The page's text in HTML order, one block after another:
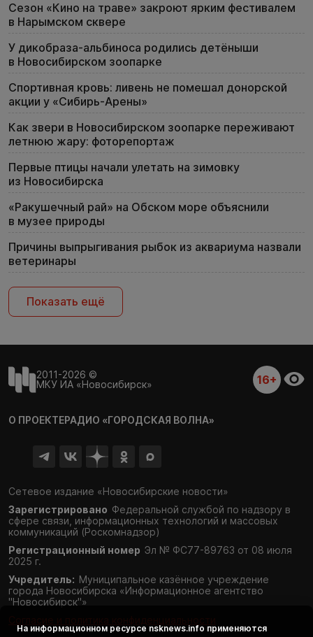
Сезон «Кино на траве» закроют ярким фестивалем
в Нарымском сквере
У дикобраза-альбиноса родились детёныши
в Новосибирском зоопарке
Спортивная кровь: ливень не помешал донорской
акции у «Сибирь-Арены»
Как звери в Новосибирском зоопарке переживают
летнюю жару: фоторепортаж
Первые птицы начали улетать на зимовку
из Новосибирска
«Ракушечный рай» на Обском море объяснили
в музее природы
Причины выпрыгивания рыбок из аквариума назвали
ветеринары
Показать ещё
2011-2026 ©
МКУ ИА «Новосибирск»
16+
О ПРОЕКТЕРАДИО «ГОРОДСКАЯ ВОЛНА»
Сетевое издание «Новосибирские новости»
Зарегистрировано Федеральной службой по надзору в
сфере связи, информационных технологий и массовых
коммуникаций (Роскомнадзор)
Регистрационный номер Эл № ФС77-89763 от 08 июля
2025 г.
Учредитель: Муниципальное казённое учреждение
города Новосибирска «Информационное агентство
"Новосибирск"»
На информационном ресурсе nsknews.info применяются